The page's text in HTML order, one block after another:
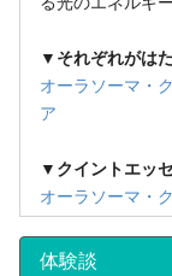
▼それぞれがは
オーラソーマ・
ア
▼クイントエッ
オーラソーマ・
体験談